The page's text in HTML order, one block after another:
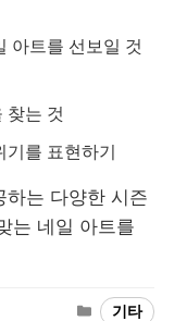
아트를 선보일 것
찾는 것
기를 표현하기
하는 다양한 시즌
는 네일 아트를
Categories
기타